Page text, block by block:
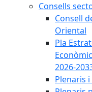
Consells
Consell
Oriental
Pla
2026-
Plenaris